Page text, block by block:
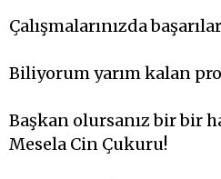
Çalışmalarınızda
Biliyorum yarım kalan
Başkan olursanız bir bir
Mesela Cin Çukuru!